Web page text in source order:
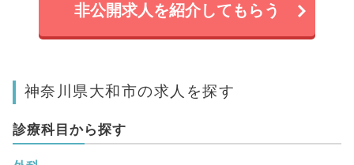
非公開求人を紹介してもらう
神奈川県大和市の求人を探す
診療科目から探す